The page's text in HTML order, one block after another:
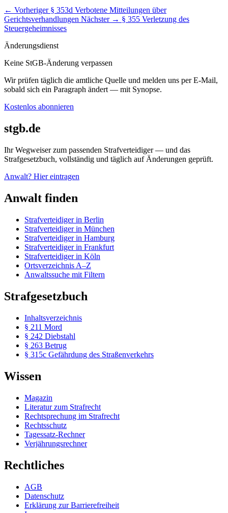
← Vorheriger § 353d Verbotene Mitteilungen über
Gerichtsverhandlungen Nächster → § 355 Verletzung des
Steuergeheimnisses
Änderungsdienst
Keine StGB-Änderung verpassen
Wir prüfen täglich die amtliche Quelle und melden uns per E-Mail,
sobald sich ein Paragraph ändert — mit Synopse.
Kostenlos abonnieren
stgb.de
Ihr Wegweiser zum passenden Strafverteidiger — und das
Strafgesetzbuch, vollständig und täglich auf Änderungen geprüft.
Anwalt? Hier eintragen
Anwalt finden
Strafverteidiger in Berlin
Strafverteidiger in München
Strafverteidiger in Hamburg
Strafverteidiger in Frankfurt
Strafverteidiger in Köln
Ortsverzeichnis A–Z
Anwaltssuche mit Filtern
Strafgesetzbuch
Inhaltsverzeichnis
§ 211 Mord
§ 242 Diebstahl
§ 263 Betrug
§ 315c Gefährdung des Straßenverkehrs
Wissen
Magazin
Literatur zum Strafrecht
Rechtsprechung im Strafrecht
Rechtsschutz
Tagessatz-Rechner
Verjährungsrechner
Rechtliches
AGB
Datenschutz
Erklärung zur Barrierefreiheit